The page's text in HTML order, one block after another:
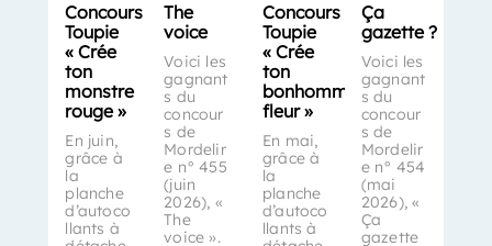
Concours
Toupie
« Crée
ton
monstre
rouge »
En juin,
grâce à
la
planche
d’autoco
llants à
The
voice
Voici les
gagnant
s du
concour
s de
Mordelir
e n° 455
(juin
2026), «
The
voice ».
Concours
Toupie
« Crée
ton
bonhomme-
fleur »
En mai,
grâce à
la
planche
d’autoco
llants à
Ça
gazette ?
Voici les
gagnant
s du
concour
s de
Mordelir
e n° 454
(mai
2026), «
Ça
gazette